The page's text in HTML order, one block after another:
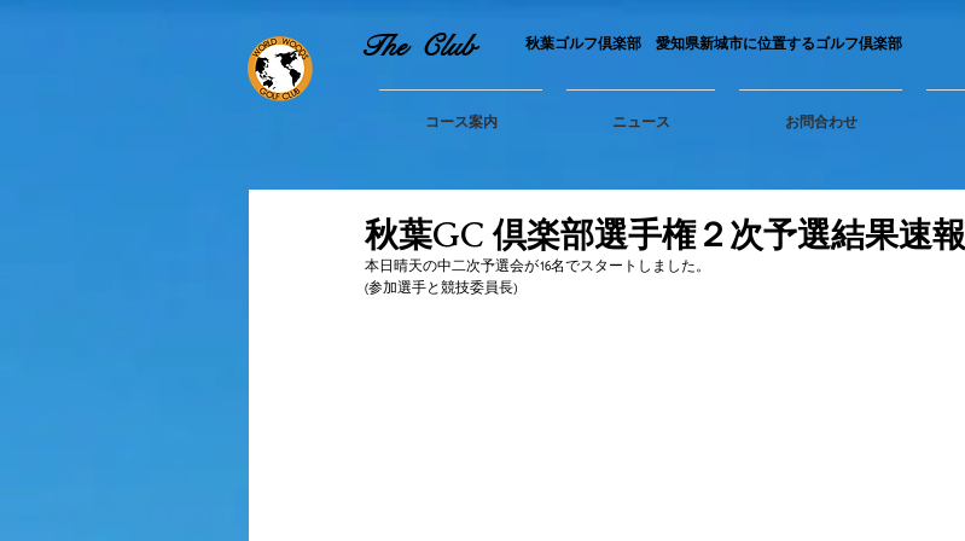
The Club ​秋葉ゴルフ倶楽部 愛知県新城市に位置するゴルフ倶楽部
コース案内 ニュース お問合わせ
秋葉GC 倶楽部選手権２次予選結果速報
本日晴天の中二次予選会が16名でスタートしました。
(参加選手と競技委員長)